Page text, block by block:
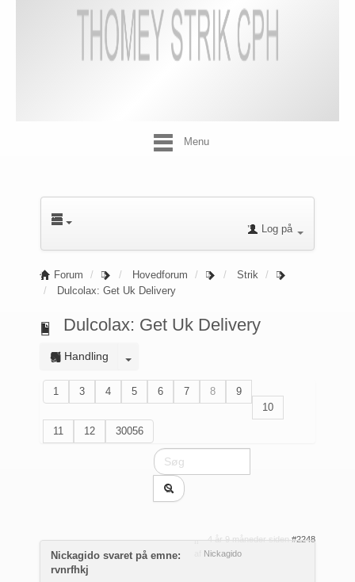
Menu
Log på
Forum Hovedforum
Strik
Dulcolax: Get Uk Delivery
Dulcolax: Get Uk Delivery
Handling
1 3 4 5 6 7 8
9
10
11
12 30056
4 år 9 måneder siden #2248
Nickagido
Nickagido svaret på emne:
rvnrfhkj